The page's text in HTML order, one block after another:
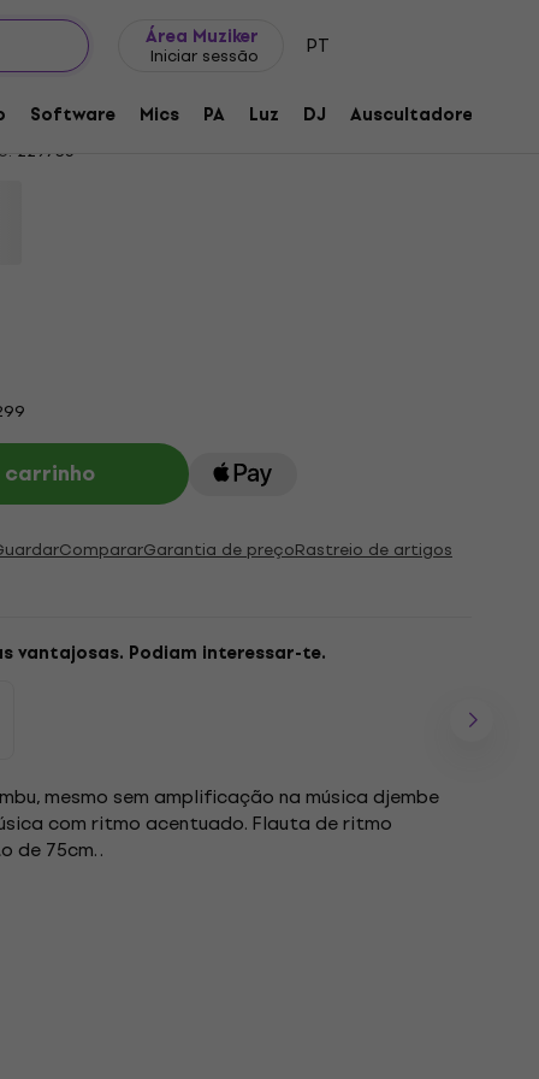
Área Muziker
Iniciar sessão PT
Software Mics PA Luz DJ Auscultadores
229735
CompararGarantia de preçoRastreio de artigos
vantajosas. Podiam interessar-te.
mesmo sem amplificação na música djembe
com ritmo acentuado. Flauta de ritmo
de 75cm. .